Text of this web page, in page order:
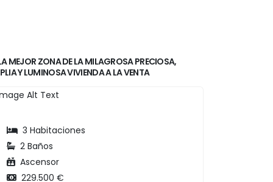
MEJOR ZONA DE LA MILAGROSA PRECIOSA,
Y LUMINOSA VIVIENDA A LA VENTA
3 Habitaciones
2 Baños
Ascensor
229.500 €